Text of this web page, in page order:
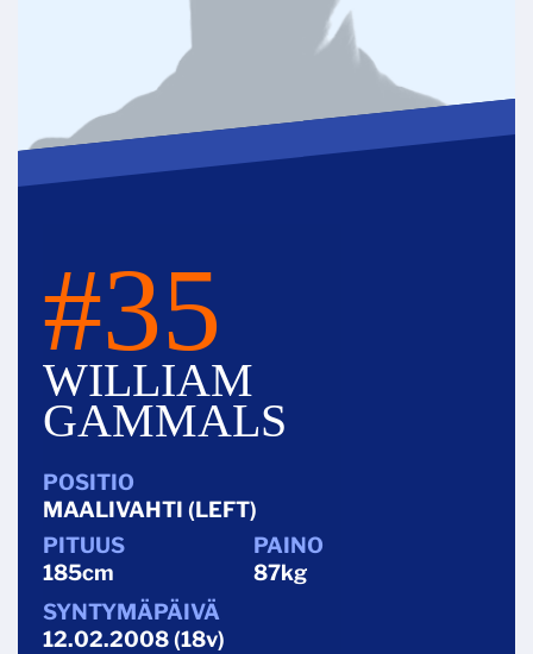
#35
WILLIAM
GAMMALS
MAALIVAHTI (LEFT)
185cm 87kg
12.02.2008 (18v)